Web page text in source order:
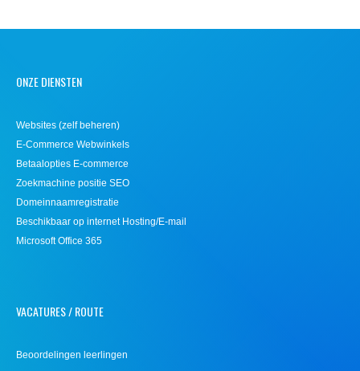
ONZE DIENSTEN
Websites (zelf beheren)
E-Commerce Webwinkels
Betaalopties E-commerce
Zoekmachine positie SEO
Domeinnaamregistratie
Beschikbaar op internet Hosting/E-mail
Microsoft Office 365
VACATURES / ROUTE
Beoordelingen leerlingen